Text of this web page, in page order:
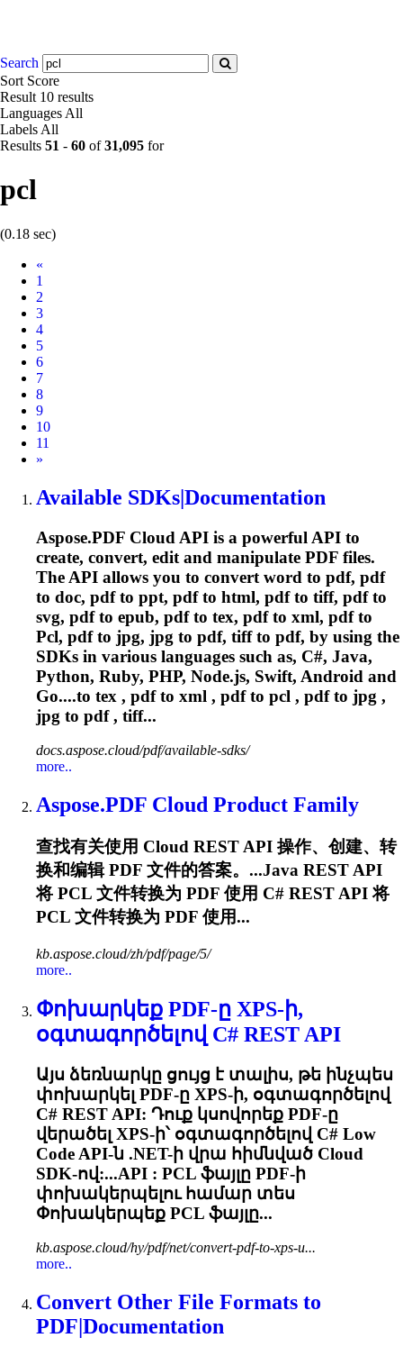
Search
Sort Score
Result 10 results
Languages All
Labels All
Results 51 - 60 of31,095 for
pcl
(0.18 sec)
«
1
2
3
4
5
6
7
8
9
10
11
Next
»
Available SDKs|Documentation
Aspose.PDF Cloud API is a powerful API to
create, convert, edit and manipulate PDF files.
The API allows you to convert word to pdf, pdf
to doc, pdf to ppt, pdf to html, pdf to tiff, pdf to
svg, pdf to epub, pdf to tex, pdf to xml, pdf to
Pcl, pdf to jpg, jpg to pdf, tiff to pdf, by using the
SDKs in various languages such as, C#, Java,
Python, Ruby, PHP, Node.js, Swift, Android and
Go....to tex , pdf to xml , pdf to pcl , pdf to jpg ,
jpg to pdf , tiff...
docs.aspose.cloud/pdf/available-sdks/
more..
Aspose.PDF Cloud Product Family
查找有关使用 Cloud REST API 操作、创建、转
换和编辑 PDF 文件的答案。...Java REST API
将 PCL 文件转换为 PDF 使用 C# REST API 将
PCL 文件转换为 PDF 使用...
kb.aspose.cloud/zh/pdf/page/5/
more..
Փոխարկեք PDF-ը XPS-ի,
օգտագործելով C# REST API
Այս ձեռնարկը ցույց է տալիս, թե ինչպես
փոխարկել PDF-ը XPS-ի, օգտագործելով
C# REST API: Դուք կսովորեք PDF-ը
վերածել XPS-ի՝ օգտագործելով C# Low
Code API-ն .NET-ի վրա հիմնված Cloud
SDK-ով:...API : PCL ֆայլը PDF-ի
փոխակերպելու համար տես
Փոխակերպեք PCL ֆայլը...
kb.aspose.cloud/hy/pdf/net/convert-pdf-to-xps-u...
more..
Convert Other File Formats to
PDF|Documentation